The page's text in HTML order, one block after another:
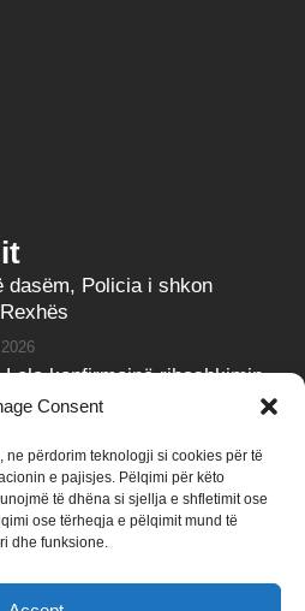
Consent
ne përdorim teknologji si cookies për të
e pajisjes. Pëlqimi për këto
të dhëna si sjellja e shfletimit ose
ose tërheqja e pëlqimit mund të
dhe funksione.
dasëm, Policia i shkon
Lela konfirmojnë ribashkimin
e ri
415k Followers